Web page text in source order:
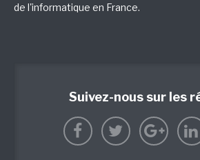
de l'informatique en France.
Suivez-nous sur les